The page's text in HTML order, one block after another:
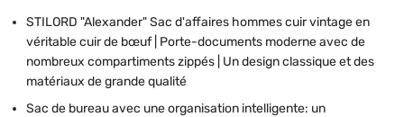
STILORD "Alexander" Sac d'affaires hommes cuir vintage en
véritable cuir de bœuf | Porte-documents moderne avec de
nombreux compartiments zippés | Un design classique et des
matériaux de grande qualité
Sac de bureau avec une organisation intelligente: un